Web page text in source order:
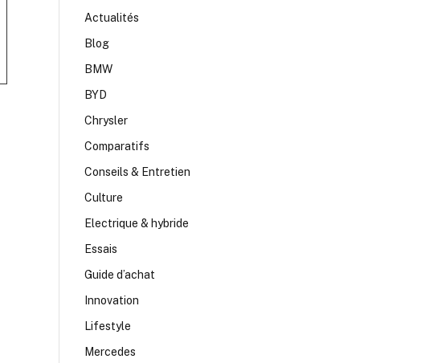
Actualités
Blog
BMW
BYD
Chrysler
Comparatifs
Conseils & Entretien
Culture
Electrique & hybride
Essais
Guide d’achat
Innovation
Lifestyle
Mercedes